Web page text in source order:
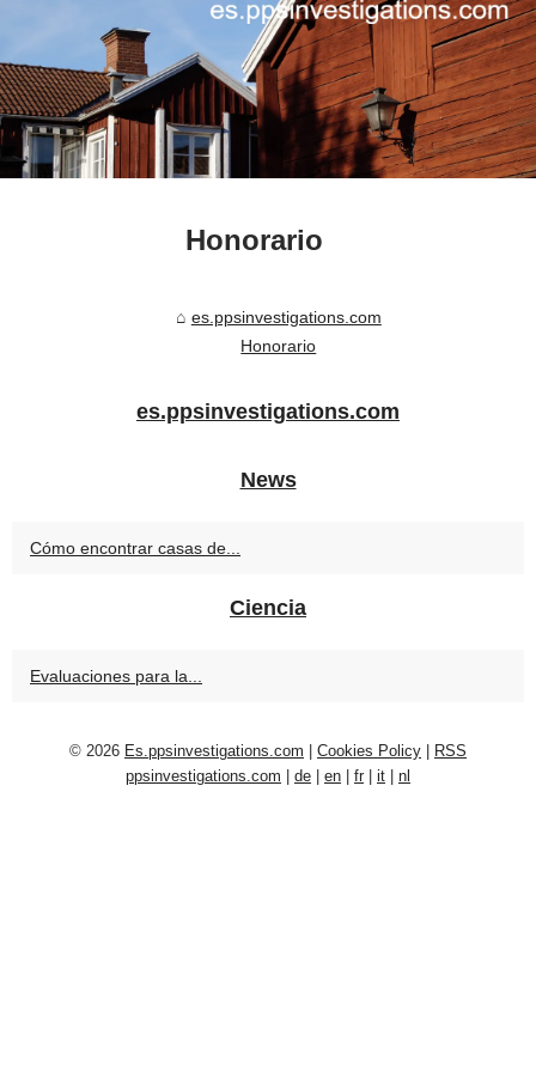
Honorario
es.ppsinvestigations.com
Honorario
es.ppsinvestigations.com
News
Cómo encontrar casas de...
Ciencia
Evaluaciones para la...
© 2026 Es.ppsinvestigations.com | Cookies Policy | RSS
ppsinvestigations.com | de | en | fr | it | nl